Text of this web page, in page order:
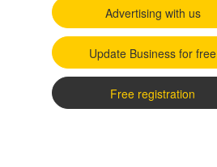
Advertising with us
Update Business for free
Free registration